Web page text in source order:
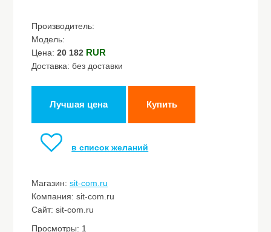
Производитель:
Модель:
Цена:20 182 RUR
Доставка: без доставки
Лучшая цена Купить
в список желаний
Магазин:sit-com.ru
Компания: sit-com.ru
Сайт: sit-com.ru
Просмотры: 1